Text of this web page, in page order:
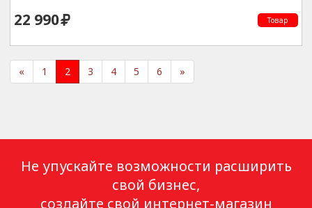
22 990 Товар
« 1 2 3 4 5 6 »
Не упускайте возможности расширить
свой бизнес,
создайте свой интернет-магазин